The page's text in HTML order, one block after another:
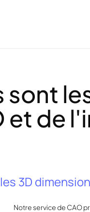
sont
et de
3D
Notre service de CAO